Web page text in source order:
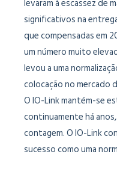
levaram à escassez de
significativos na
que compensadas em
um número muito
levou a uma
colocação no mercado
O IO-Link mantém-se
continuamente há
contagem. O IO-Link
sucesso como uma